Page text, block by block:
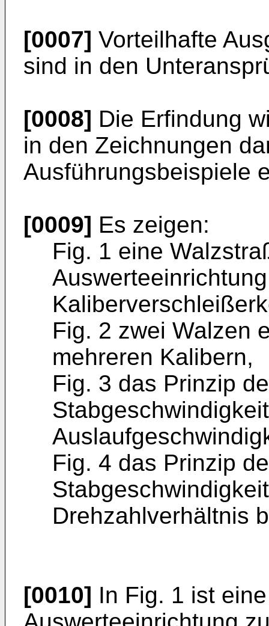
[0007] Vorteilhafte
sind in den
[0008] Die Erfindung
in den Zeich­nungen
Ausführungsbeispiele
[0009] Es zeigen:
Fig. 1 eine
Fig. 2 zwei Walzen
mehreren Kalibern,
Fig. 3 das Prinzip
Fig. 4 das Prinzip
Drehzahlverhältnis
[0010] In Fig. 1 ist